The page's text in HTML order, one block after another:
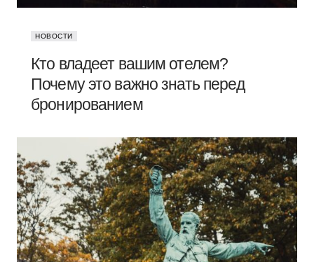
НОВОСТИ
Кто владеет вашим отелем?
Почему это важно знать перед
бронированием